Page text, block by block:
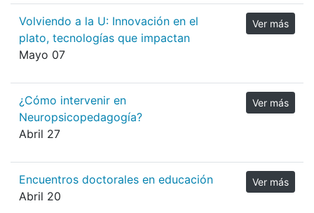
Volviendo a la U: Innovación en el
plato, tecnologías que impactan
Mayo 07
Ver más
¿Cómo intervenir en
Neuropsicopedagogía?
Abril 27
Ver más
Encuentros doctorales en educación
Abril 20
Ver más